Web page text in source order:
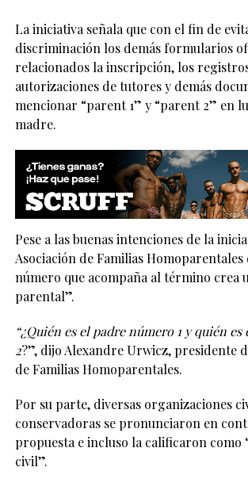
La iniciativa señala que con el fin de
discriminación los demás formularios
relacionados la inscripción, los
autorizaciones de tutores y demás
mencionar “parent 1” y “parent 2” en
madre.
Pese a las buenas intenciones de la
Asociación de Familias Homoparentales
número que acompaña al término crea
parental”.
“¿Quién es el padre número 1 y quién
2?”, dijo Alexandre Urwicz, presidente
de Familias Homoparentales.
Por su parte, diversas organizaciones
conservadoras se pronunciaron en
propuesta e incluso la calificaron como
civil”.